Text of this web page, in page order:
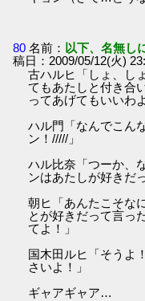
80 名前： 以下、名無し
稿日：2009/05/12(火)
古ハルヒ「しょ、し
てもあたしと付き合
ってあげてもいいわ
ハル門「なんでこん
ン！/////」
ハル比奈「つーか、
ンはあたしが好きだ
朝ヒ「あんたこそな
とが好きだって言っ
てよ！」
国木田ルヒ「そうよ
さいよ！」
ギャアギャア…